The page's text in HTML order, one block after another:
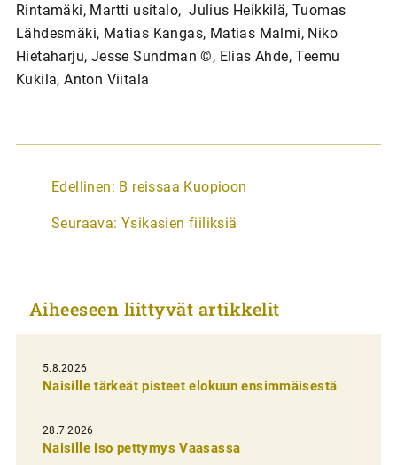
Rintamäki, Martti usitalo, Julius Heikkilä, Tuomas
Lähdesmäki, Matias Kangas, Matias Malmi, Niko
Hietaharju, Jesse Sundman ©, Elias Ahde, Teemu
Kukila, Anton Viitala
A
t
k
e
l
i
e
n
Edellinen: B reissaa Kuopioon
Seuraava: Ysikasien fiiliksiä
Aiheeseen liittyvät artikkelit
5.8.2026
Naisille tärkeät pisteet elokuun ensimmäisestä
28.7.2026
Naisille iso pettymys Vaasassa